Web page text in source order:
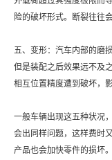
险的破坏形式。断裂往往
五、变形：汽车内部的磨
但是装配之后效果远不及
相互位置精度遭到破坏，
一般车辆出现这五种状况
会出同样问题，这样费时
产品也会加快零件的损坏。